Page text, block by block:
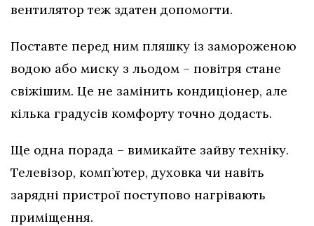
вентилятор теж здатен допомогти.
Поставте перед ним пляшку із замороженою
водою або миску з льодом – повітря стане
свіжішим. Це не замінить кондиціонер, але
кілька градусів комфорту точно додасть.
Ще одна порада – вимикайте зайву техніку.
Телевізор, комп’ютер, духовка чи навіть
зарядні пристрої поступово нагрівають
приміщення.